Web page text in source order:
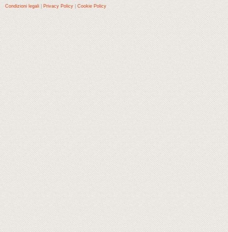
Condizioni legali
Privacy Policy Cookie Policy